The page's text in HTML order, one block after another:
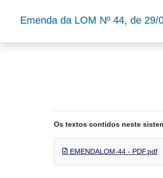
Os textos contidos neste
Emenda da LOM Nº 44, de 29/
EMENDALOM-44 - PDF.pdf